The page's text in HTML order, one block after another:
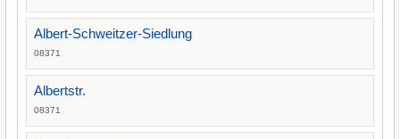
Albert-Schweitzer-Siedlung
08371
Albertstr.
08371